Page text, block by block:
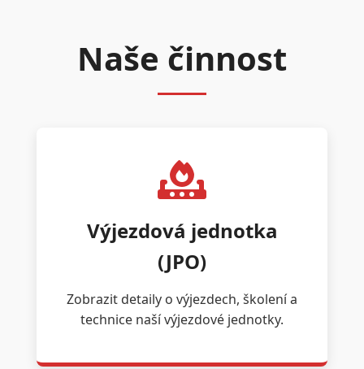
Naše činnost
Výjezdová jednotka
(JPO)
Zobrazit detaily o výjezdech, školení a
technice naší výjezdové jednotky.